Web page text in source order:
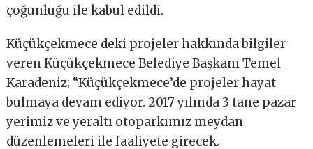
çoğunluğu ile kabul edildi.
Küçükçekmece deki projeler hakkında bilgiler
veren Küçükçekmece Belediye Başkanı Temel
Karadeniz; “Küçükçekmece’de projeler hayat
bulmaya devam ediyor. 2017 yılında 3 tane pazar
yerimiz ve yeraltı otoparkımız meydan
düzenlemeleri ile faaliyete girecek.